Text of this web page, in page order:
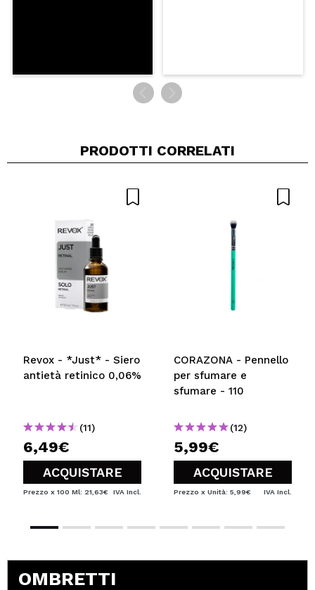
PRODOTTI CORRELATI
Revox - *Just* - Siero
antietà retinico 0,06%
(11)
6,49€
ACQUISTARE
Prezzo x 100 Ml: 21,63€ IVA Incl.
CORAZONA - Pennello
per sfumare e
sfumare - 110
(12)
5,99€
ACQUISTARE
Prezzo x Unità: 5,99€ IVA Incl.
OMBRETTI